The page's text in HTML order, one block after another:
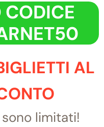
CODICE
AL
limitati!